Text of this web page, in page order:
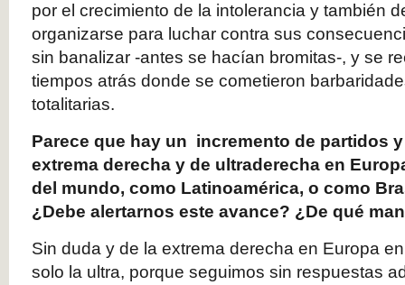
por el crecimiento de la intolerancia y también
organizarse para luchar contra sus
sin banalizar -antes se hacían bromitas-, y se
tiempos atrás donde se cometieron
totalitarias.
Parece que hay un incremento de partidos
extrema derecha y de ultraderecha en
del mundo, como Latinoamérica, o como
¿Debe alertarnos este avance? ¿De qué
Sin duda y de la extrema derecha en Europa
solo la ultra, porque seguimos sin respuestas